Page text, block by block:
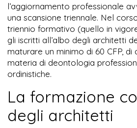
l’aggiornamento professionale
una scansione triennale. Nel
triennio formativo (quello in
gli iscritti all’albo degli architetti
maturare un minimo di 60 CFP, di
materia di deontologia
ordinistiche.
La formazione
degli architetti